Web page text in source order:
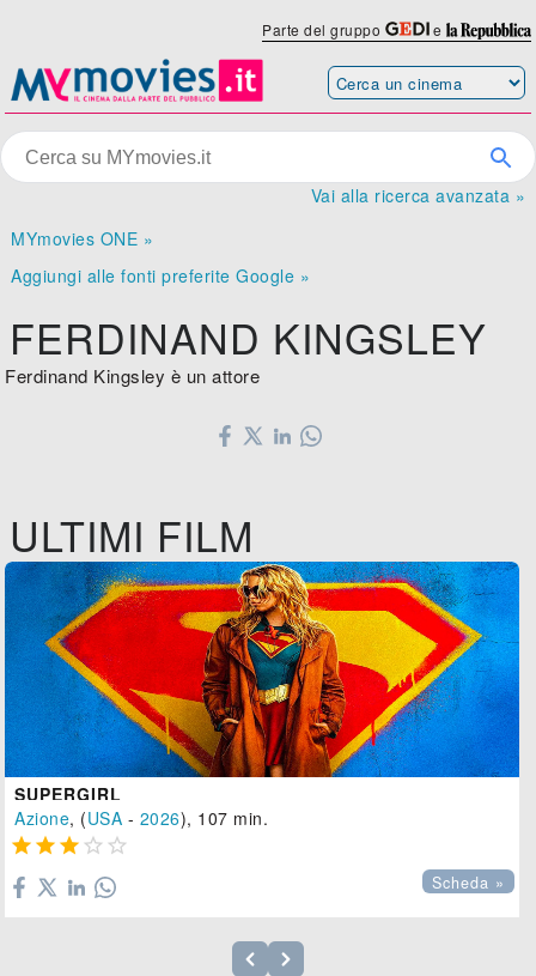
Parte del gruppo e
Vai alla ricerca avanzata »
MYmovies ONE »
Aggiungi alle fonti preferite Google »
FERDINAND KINGSLEY
Ferdinand Kingsley è un attore
ULTIMI FILM
SUPERGIRL
Azione, (USA - 2026), 107 min.
    
Scheda »